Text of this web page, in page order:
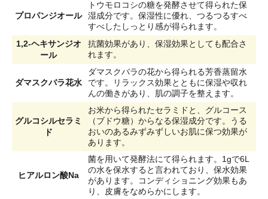
プロパンジオール
トウモロコシの糖を発酵させて得られた保
湿成分です。保湿性に優れ、つるつるすべ
すべしたしっとり感が得られます。
1,2-ヘキサンジオ
ール
抗菌効果があり、保湿効果としても配合さ
れます。
ダマスクバラ花水
ダマスクバラの花から得られる芳香蒸留水
です。リラックス効果とともに保湿や収れ
んの働きがあり、肌の調子を整えます。
グルコシルセラミ
ド
お米から得られたセラミドと、グルコース
（ブドウ糖）からなる保湿成分です。うる
おいのあるみずみずしいお肌に保つ効果が
あります。
ヒアルロン酸Na
菌を用いて発酵法にて得られます。1gで6L
の水を保水すると言われており、保水効果
があります。コンディショニング効果もあ
り、皮膚をなめらかにします。